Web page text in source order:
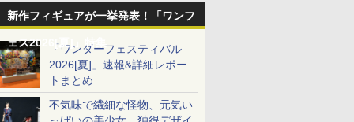
新作フィギュアが一挙発表！「ワンフ
ェス2026[夏]」特集「ワンダーフェスティバル
2026[夏]」速報&詳細レポー
トまとめ
不気味で繊細な怪物、元気い